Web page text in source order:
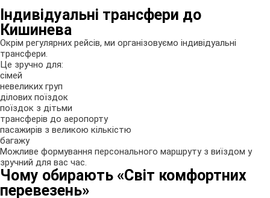
Індивідуальні трансфери до
Кишинева
Окрім регулярних рейсів, ми організовуємо індивідуальні
трансфери.
Це зручно для:
сімей
невеликих груп
ділових поїздок
поїздок з дітьми
трансферів до аеропорту
пасажирів з великою кількістю
багажу
Можливе формування персонального маршруту з виїздом у
зручний для вас час.
Чому обирають «Світ комфортних
перевезень»